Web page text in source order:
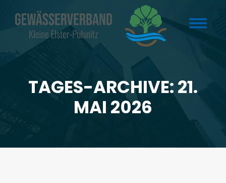
TAGES-ARCHIVE: 21.
MAI 2026
Sie befinden sich hier: